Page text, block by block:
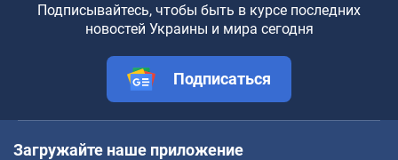
Подписывайтесь, чтобы быть в курсе последних
новостей Украины и мира сегодня
Подписаться
Загружайте наше приложение